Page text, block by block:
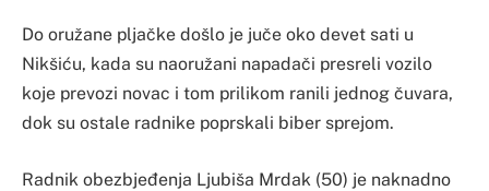
Do oružane pljačke došlo je juče oko devet sati u
Nikšiću, kada su naoružani napadači presreli vozilo
koje prevozi novac i tom prilikom ranili jednog čuvara,
dok su ostale radnike poprskali biber sprejom.
Radnik obezbjeđenja Ljubiša Mrdak (50) je naknadno